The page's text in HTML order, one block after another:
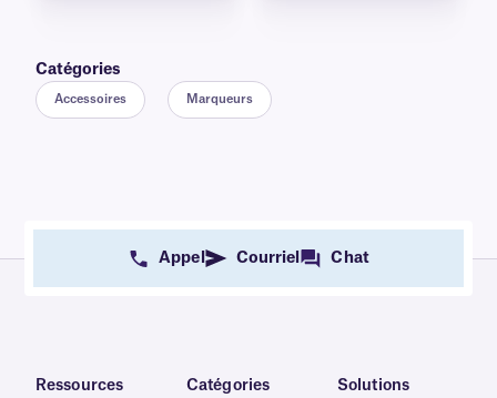
Catégories
Accessoires Marqueurs
Appel Courriel Chat
Ressources Catégories Solutions